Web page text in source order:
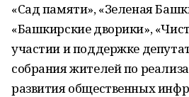
«Сад памяти», «Зеленая
«Башкирские дворики»,
участии и поддержке
собрания жителей по
развития общественных